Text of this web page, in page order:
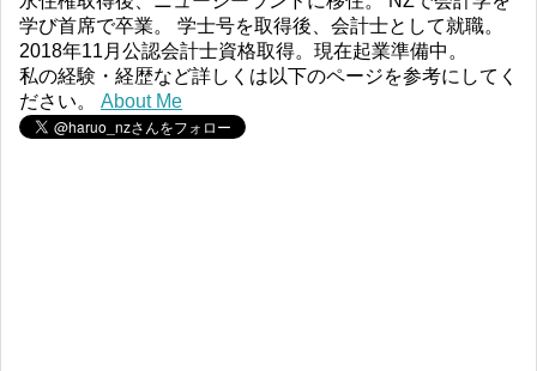
学び首席で卒業。 学士号を取得後、会計士として就職。
2018年11月公認会計士資格取得。現在起業準備中。
私の経験・経歴など詳しくは以下のページを参考にしてく
ださい。 About Me